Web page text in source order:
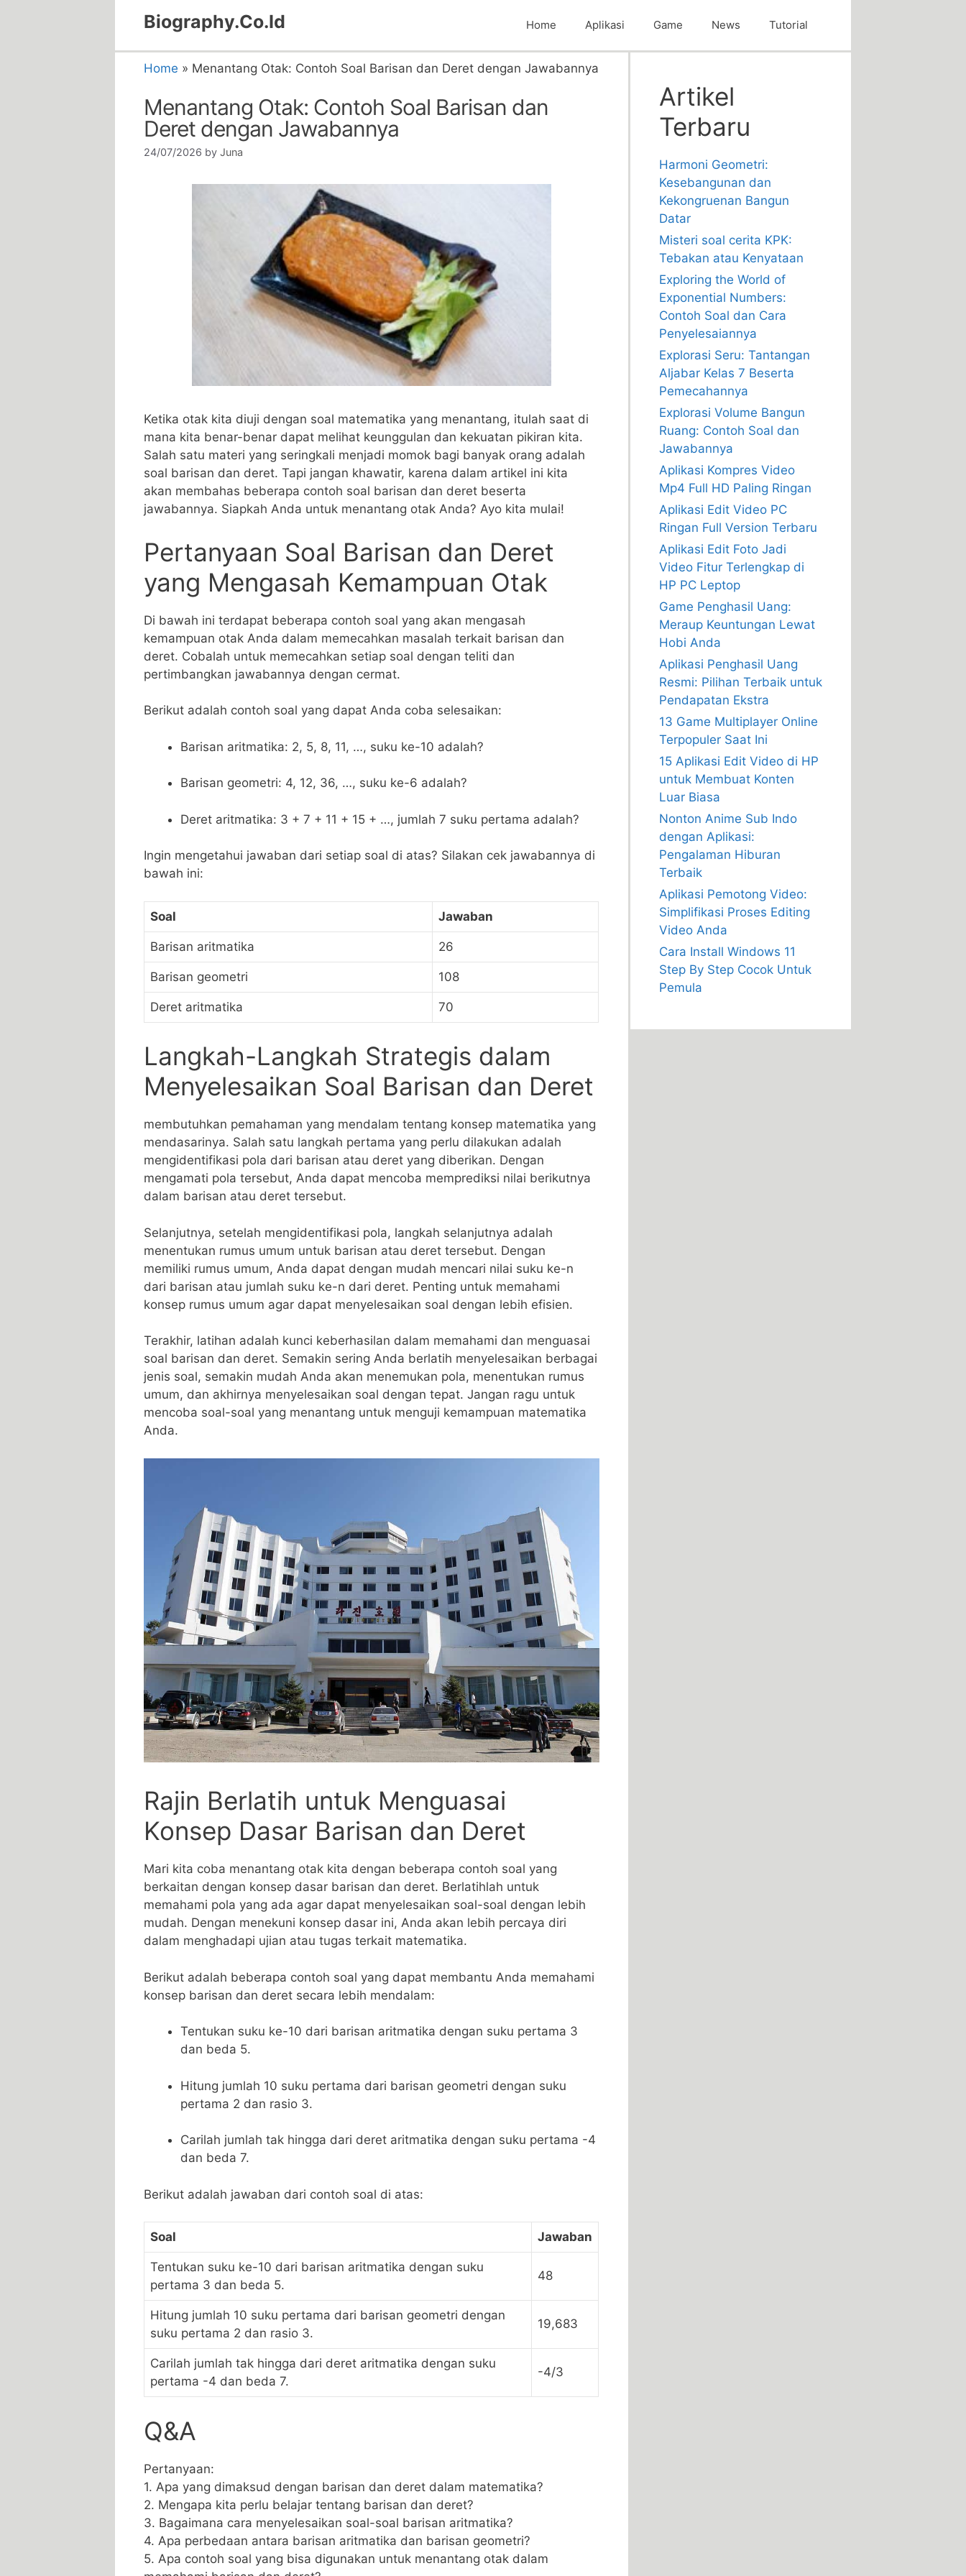
Biography.Co.Id Home Aplikasi Game News Tutorial
Home » Menantang Otak: Contoh Soal Barisan dan Deret dengan Jawabannya
Menantang Otak: Contoh Soal Barisan dan
Deret dengan Jawabannya
24/07/2026 by Juna
Ketika ⁢otak kita diuji dengan soal matematika ​yang menantang,‌ itulah saat‌ di
mana kita benar-benar dapat melihat keunggulan dan kekuatan pikiran kita.
Salah satu materi yang seringkali menjadi momok bagi banyak orang ​adalah
soal barisan⁣ dan‍ deret. Tapi ‌jangan khawatir, ⁤karena dalam artikel ini kita
akan membahas beberapa contoh soal barisan ​dan deret beserta
jawabannya. ⁣Siapkah Anda untuk menantang otak​ Anda? Ayo kita mulai!
Pertanyaan Soal Barisan dan Deret
yang ​Mengasah Kemampuan Otak
Di ​bawah ini terdapat beberapa contoh ‌soal yang akan mengasah
kemampuan otak⁢ Anda dalam ‌memecahkan masalah terkait barisan dan
deret. Cobalah untuk memecahkan​ setiap soal dengan⁢ teliti ​dan
pertimbangkan jawabannya dengan cermat.
Berikut adalah contoh soal yang dapat Anda​ coba selesaikan:
Barisan aritmatika: 2, ​5, 8,‍ 11, …, suku ke-10 adalah?
Barisan geometri:⁢ 4, 12, 36, …, suku‍ ke-6 adalah?
Deret aritmatika: ​3 + 7‌ + 11 + 15 + …, jumlah 7 suku ‍pertama adalah?
Ingin mengetahui jawaban dari setiap soal di atas? Silakan cek‍ jawabannya di
bawah ini:
Soal Jawaban
Barisan ⁤aritmatika 26
Barisan geometri 108
Deret aritmatika 70
Langkah-Langkah Strategis dalam
Menyelesaikan Soal Barisan dan Deret
membutuhkan pemahaman⁢ yang mendalam tentang konsep matematika yang
mendasarinya. Salah ​satu langkah pertama yang perlu dilakukan adalah ​
mengidentifikasi pola ‍dari barisan atau deret yang diberikan. Dengan
mengamati pola tersebut, Anda dapat ⁢mencoba memprediksi ​nilai‍ berikutnya
dalam barisan atau deret tersebut.
Selanjutnya, setelah mengidentifikasi pola, langkah selanjutnya adalah
‍menentukan rumus ⁢umum ‌untuk barisan atau deret ⁢tersebut. Dengan
memiliki rumus umum, Anda dapat dengan mudah mencari nilai suku ke-n
dari ​barisan atau jumlah suku​ ke-n dari deret. Penting untuk memahami
konsep rumus umum agar dapat menyelesaikan ⁢soal dengan‌ lebih ⁣efisien.
Terakhir, latihan adalah kunci ‍keberhasilan⁢ dalam memahami ‌dan menguasai
soal barisan dan deret. Semakin sering Anda berlatih menyelesaikan berbagai
jenis soal, semakin mudah Anda akan menemukan pola,‍ menentukan rumus
⁢umum, dan akhirnya menyelesaikan soal dengan tepat. Jangan ragu untuk
mencoba⁢ soal-soal yang menantang untuk menguji kemampuan matematika
Anda.
Rajin‍ Berlatih untuk Menguasai
Konsep Dasar Barisan dan​ Deret
Mari kita⁢ coba menantang otak kita dengan‍ beberapa contoh⁣ soal yang
berkaitan dengan konsep⁤ dasar barisan dan ‌deret. Berlatihlah untuk⁤
memahami pola yang ada agar dapat menyelesaikan⁢ soal-soal⁣ dengan lebih
mudah. ‌Dengan ​menekuni konsep dasar ini, ⁤Anda akan ‍lebih percaya diri‍
dalam menghadapi‍ ujian atau tugas terkait matematika.
Berikut adalah​ beberapa contoh soal yang dapat membantu Anda memahami
konsep barisan ⁢dan ⁢deret secara lebih ​mendalam:
Tentukan suku ke-10 dari barisan aritmatika dengan suku pertama 3
dan beda 5.
Hitung jumlah 10 suku pertama dari barisan‍ geometri dengan suku
pertama 2 dan⁢ rasio⁤ 3.
Carilah jumlah tak hingga dari deret aritmatika dengan suku ‍pertama -4
dan beda 7.
Berikut adalah jawaban dari ‌contoh soal di atas:
Soal Jawaban
Tentukan suku ⁤ke-10 dari barisan aritmatika dengan suku
pertama 3 dan beda 5.
48
Hitung jumlah 10 suku pertama dari barisan ‍geometri dengan
suku pertama 2 dan rasio 3.
19,683
Carilah jumlah tak hingga dari deret​ aritmatika dengan ​suku
pertama -4 dan beda 7.
-4/3
Q&A
Pertanyaan:
1. Apa yang dimaksud dengan barisan dan‌ deret dalam matematika?
2. ⁤Mengapa kita perlu belajar tentang barisan dan deret?
3. Bagaimana cara menyelesaikan soal-soal ⁤barisan aritmatika?
4. Apa​ perbedaan antara barisan aritmatika dan⁣ barisan​ geometri?
5. Apa contoh soal yang bisa digunakan untuk menantang otak ​dalam
Artikel
Terbaru
Harmoni Geometri:
Kesebangunan dan
Kekongruenan Bangun
Datar
Misteri soal cerita KPK:
Tebakan atau Kenyataan
Exploring the World of
Exponential Numbers:
Contoh Soal dan Cara
Penyelesaiannya
Explorasi Seru: Tantangan
Aljabar Kelas 7 Beserta
Pemecahannya
Explorasi Volume Bangun
Ruang: Contoh Soal dan
Jawabannya
Aplikasi Kompres Video
Mp4 Full HD Paling Ringan
Aplikasi Edit Video PC
Ringan Full Version Terbaru
Aplikasi Edit Foto Jadi
Video Fitur Terlengkap di
HP PC Leptop
Game Penghasil Uang:
Meraup Keuntungan Lewat
Hobi Anda
Aplikasi Penghasil Uang
Resmi: Pilihan Terbaik untuk
Pendapatan Ekstra
13 Game Multiplayer Online
Terpopuler Saat Ini
15 Aplikasi Edit Video di HP
untuk Membuat Konten
Luar Biasa
Nonton Anime Sub Indo
dengan Aplikasi:
Pengalaman Hiburan
Terbaik
Aplikasi Pemotong Video:
Simplifikasi Proses Editing
Video Anda
Cara Install Windows 11
Step By Step Cocok Untuk
Pemula